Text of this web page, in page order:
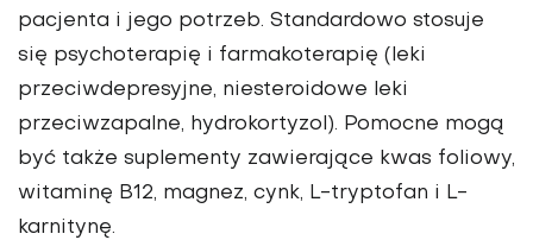
pacjenta i jego potrzeb. Standardowo stosuje
się psychoterapię i farmakoterapię (leki
przeciwdepresyjne, niesteroidowe leki
przeciwzapalne, hydrokortyzol). Pomocne mogą
być także suplementy zawierające kwas foliowy,
witaminę B12, magnez, cynk, L-tryptofan i L-
karnitynę.